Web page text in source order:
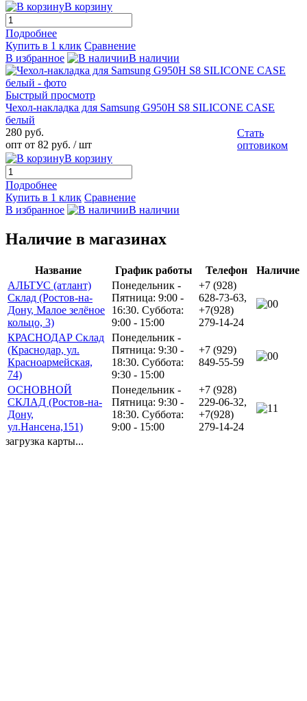
В корзину
Подробнее
Купить в 1 клик Сравнение
В избранное
В наличии
Быстрый просмотр
Чехол-накладка для Samsung G950H S8 SILICONE CASE
белый
280 руб.
опт от 82 руб. / шт
Стать
оптовиком
В корзину
Подробнее
Купить в 1 клик Сравнение
В избранное
В наличии
Наличие в магазинах
Название График работы Телефон
Наличие
АЛЬТУС (атлант)
Склад (Ростов-на-
Дону, Малое зелёное
кольцо, 3)
Понедельник -
Пятница: 9:00 -
16:30. Суббота:
9:00 - 15:00
+7 (928)
628-73-63,
+7(928)
279-14-24
0
КРАСНОДАР Склад
(Краснодар, ул.
Красноармейская,
74)
Понедельник -
Пятница: 9:30 -
18:30. Суббота:
9:30 - 15:00
+7 (929)
849-55-59
0
ОСНОВНОЙ
СКЛАД (Ростов-на-
Дону,
ул.Нансена,151)
Понедельник -
Пятница: 9:30 -
18:30. Суббота:
9:00 - 15:00
+7 (928)
229-06-32,
+7(928)
279-14-24
1
загрузка карты...